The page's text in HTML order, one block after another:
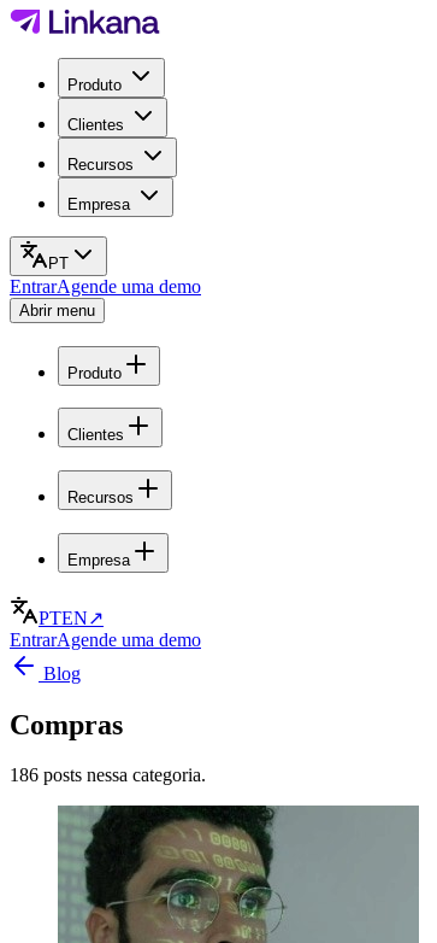
Produto
Clientes
Recursos
Empresa
PT
EntrarAgende uma demo
Abrir menu
Produto
Clientes
Recursos
Empresa
PTEN↗
EntrarAgende uma demo
Blog
Compras
186 posts nessa categoria.